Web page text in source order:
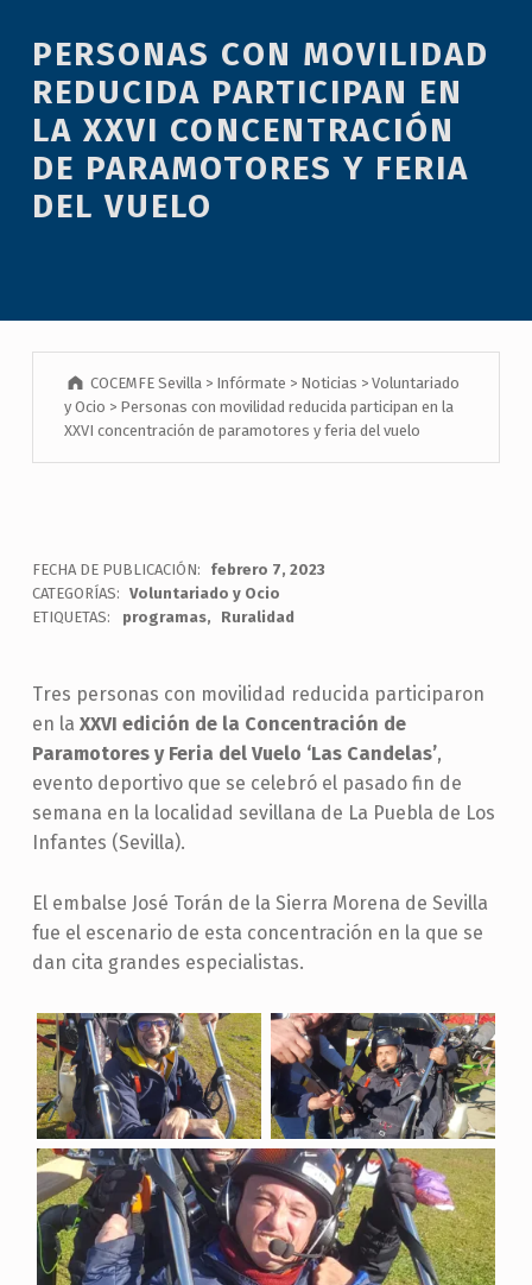
PERSONAS CON MOVILIDAD
REDUCIDA PARTICIPAN EN
LA XXVI CONCENTRACIÓN
DE PARAMOTORES Y FERIA
DEL VUELO
COCEMFE Sevilla > Infórmate > Noticias >Voluntariado
y Ocio > Personas con movilidad reducida participan en la
XXVI concentración de paramotores y feria del vuelo
FECHA DE PUBLICACIÓN:
febrero 7, 2023
CATEGORÍAS: Voluntariado y Ocio
ETIQUETAS:
programas Ruralidad
Tres personas con movilidad reducida participaron
en la XXVI edición de la Concentración de
Paramotores y Feria del Vuelo ‘Las Candelas’,
evento deportivo que se celebró el pasado fin de
semana en la localidad sevillana de La Puebla de Los
Infantes (Sevilla).
El embalse José Torán de la Sierra Morena de Sevilla
fue el escenario de esta concentración en la que se
dan cita grandes especialistas.